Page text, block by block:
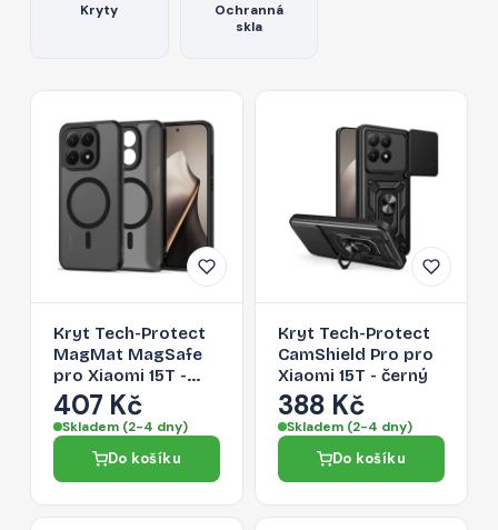
Kryty
Ochranná
skla
Kryt Tech-Protect
MagMat MagSafe
pro Xiaomi 15T -
černý
407 Kč
Skladem (2-4 dny)
Do košíku
Kryt Tech-Protect
CamShield Pro pro
Xiaomi 15T - černý
388 Kč
Skladem (2-4 dny)
Do košíku